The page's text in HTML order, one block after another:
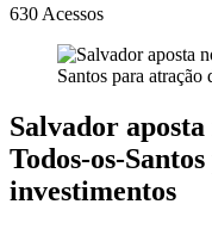
630 Acessos
Salvador
Todos-os-
investimentos